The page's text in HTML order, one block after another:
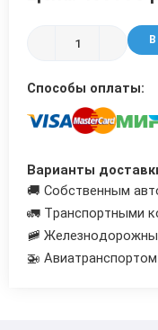
Способы оплаты:
Варианты
🚚 Собственным
🚛 Транспортными
🚞
🚁 Авиатранспортом
Трубы в ВУС изоляции